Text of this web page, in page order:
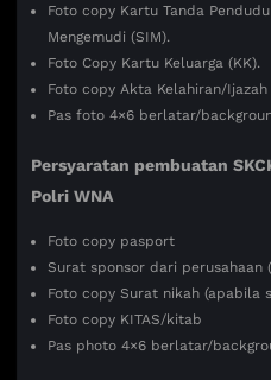
Foto copy Kartu Tanda
Mengemudi (SIM).
Foto Copy Kartu Keluarga (KK).
Foto copy Akta Kelahiran/Ijazah
Pas foto 4×6 berlatar/
Persyaratan pembuatan
Polri WNA
Foto copy pasport
Surat sponsor dari perusahaan
Foto copy Surat nikah (apabila
Foto copy KITAS/kitab
Pas photo 4×6 berlatar/